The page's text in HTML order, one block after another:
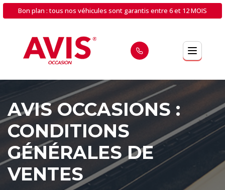
Bon plan : tous nos véhicules sont garantis entre 6 et 12 MOIS
AVIS OCCASIONS :
CONDITIONS
GÉNÉRALES DE
VENTES